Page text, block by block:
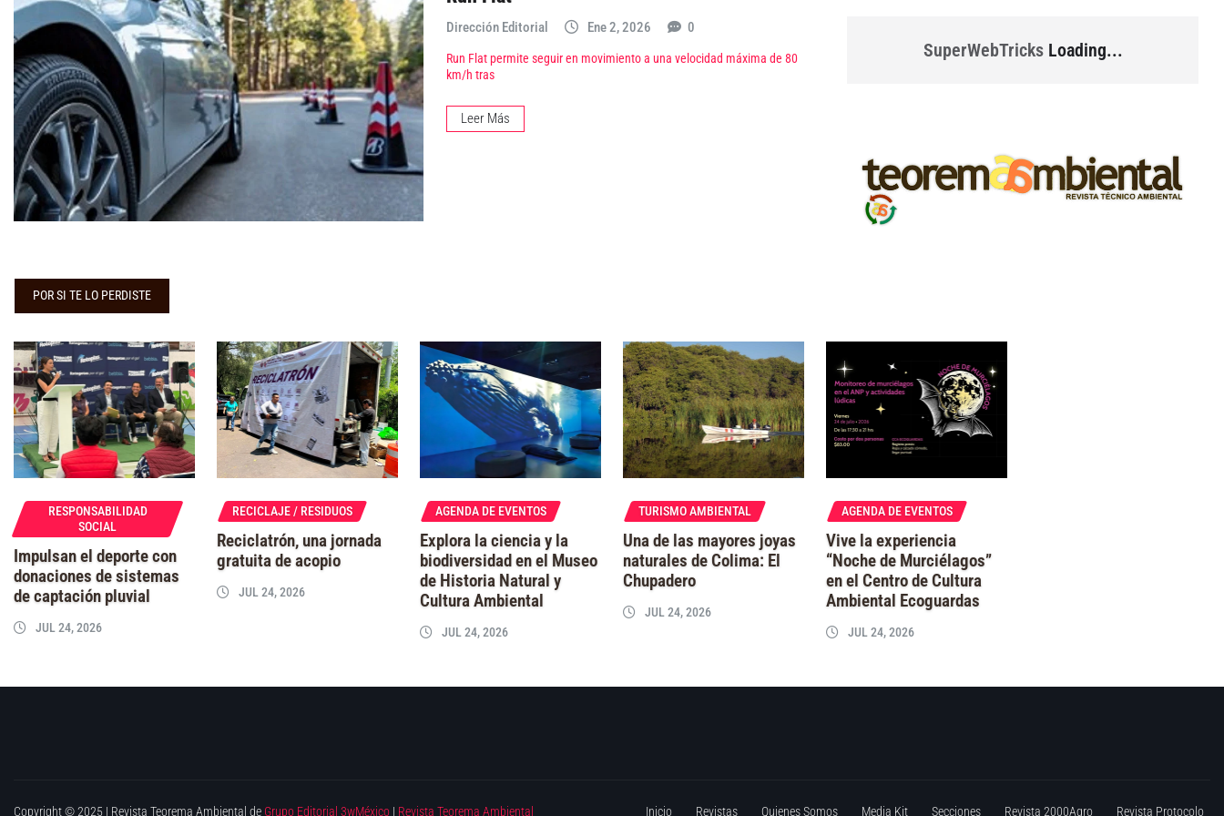
Dirección Editorial Ene 2, 2026 0
Run Flat permite seguir en movimiento a una velocidad máxima de 80
km/h tras
Leer Más
SuperWebTricksLoading...
POR SI TE LO PERDISTE
RESPONSABILIDAD
SOCIAL
Impulsan el deporte con
donaciones de sistemas
de captación pluvial
JUL 24, 2026
RECICLAJE / RESIDUOS
Reciclatrón, una jornada
gratuita de acopio
JUL 24, 2026
AGENDA DE EVENTOS
Explora la ciencia y la
biodiversidad en el Museo
de Historia Natural y
Cultura Ambiental
JUL 24, 2026
TURISMO AMBIENTAL
Una de las mayores joyas
naturales de Colima: El
Chupadero
JUL 24, 2026
AGENDA DE EVENTOS
Vive la experiencia
“Noche de Murciélagos”
en el Centro de Cultura
Ambiental Ecoguardas
JUL 24, 2026
Copyright © 2025 | Revista Teorema Ambiental de Grupo Editorial 3wMéxico | Revista Teorema Ambiental Inicio Revistas Quienes Somos Media Kit Secciones Revista 2000Agro Revista Protocolo